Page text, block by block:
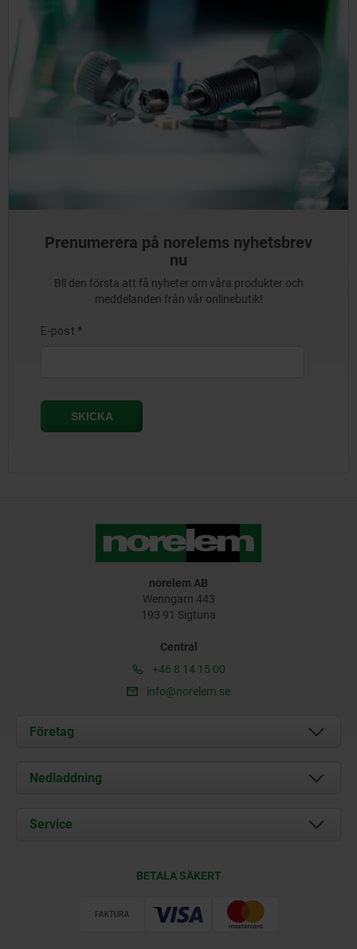
Prenumerera på norelems nyhetsbrev
nu
Bli den första att få nyheter om våra produkter och
meddelanden från vår onlinebutik!
norelem AB
Wenngarn 443
193 91 Sigtuna
Central
+46 8 14 15 00
info@norelem.se
Företag
Om oss
Kontakt
Nedladdning
Documents
Service
BETALA SÄKERT